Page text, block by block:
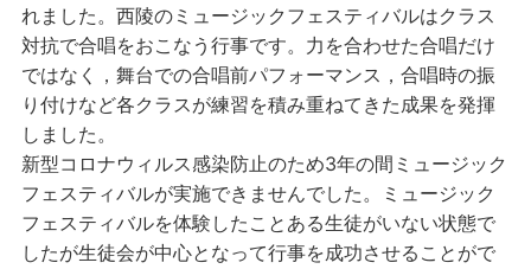
れました。西陵のミュージックフェスティバルはクラス
対抗で合唱をおこなう行事です。力を合わせた合唱だけ
ではなく，舞台での合唱前パフォーマンス，合唱時の振
り付けなど各クラスが練習を積み重ねてきた成果を発揮
しました。
新型コロナウィルス感染防止のため3年の間ミュージック
フェスティバルが実施できませんでした。ミュージック
フェスティバルを体験したことある生徒がいない状態で
したが生徒会が中心となって行事を成功させることがで